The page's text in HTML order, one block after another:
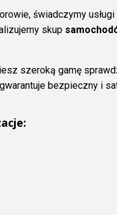
świadczymy
skup
szeroką gamę
bezpieczny i